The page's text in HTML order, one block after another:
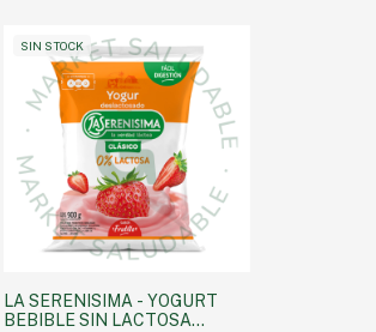
SIN STOCK
LA SERENISIMA - YOGURT
BEBIBLE SIN LACTOSA